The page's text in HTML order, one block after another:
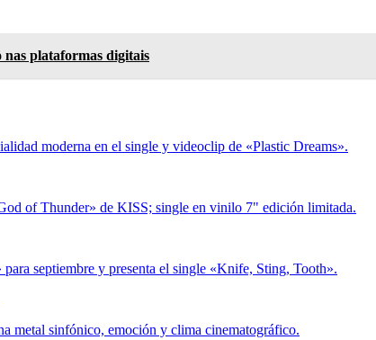
plataformas digitais